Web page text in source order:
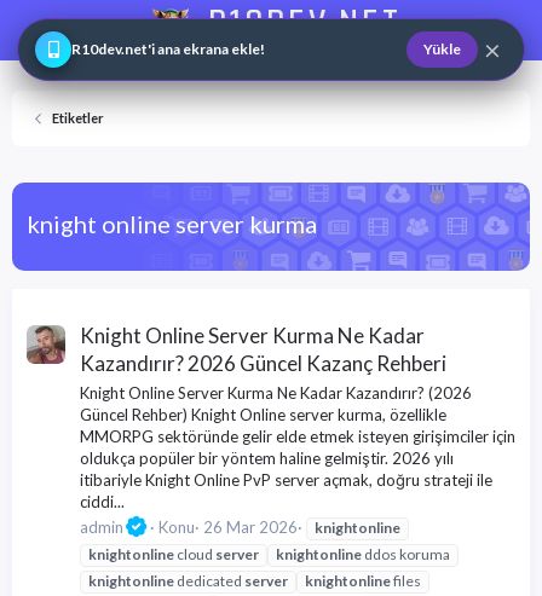
R10DEV.NET
Web ve Game Master
Etiketler
knight online server kurma
Knight Online Server Kurma Ne Kadar
Kazandırır? 2026 Güncel Kazanç Rehberi
Knight Online Server Kurma Ne Kadar Kazandırır? (2026
Güncel Rehber) Knight Online server kurma, özellikle
MMORPG sektöründe gelir elde etmek isteyen girişimciler için
oldukça popüler bir yöntem haline gelmiştir. 2026 yılı
itibariyle Knight Online PvP server açmak, doğru strateji ile
ciddi...
admin
Konu 26 Mar 2026 knightonline
knightonline cloud server knightonline ddos koruma
knightonline dedicated server knightonlinefiles
R10dev.net'i ana ekrana ekle! Yükle ×